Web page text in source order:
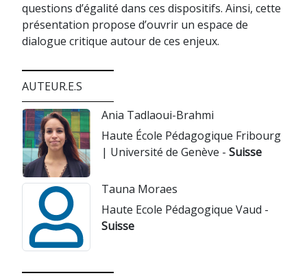
questions d’égalité dans ces dispositifs. Ainsi, cette
présentation propose d’ouvrir un espace de
dialogue critique autour de ces enjeux.
AUTEUR.E.S
Ania Tadlaoui-Brahmi
Haute École Pédagogique Fribourg
| Université de Genève - Suisse
Tauna Moraes
Haute Ecole Pédagogique Vaud -
Suisse